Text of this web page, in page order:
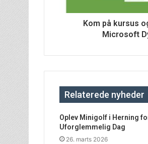
Kom på kursus
Microsoft
Relaterede nyheder
Oplev Minigolf i Herning
Uforglemmelig Dag
26. marts 2026